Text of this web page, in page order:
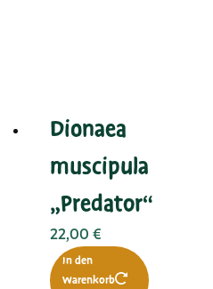
Dionaea
muscipula
„Predator“
22,00 €
In den
Warenkorb